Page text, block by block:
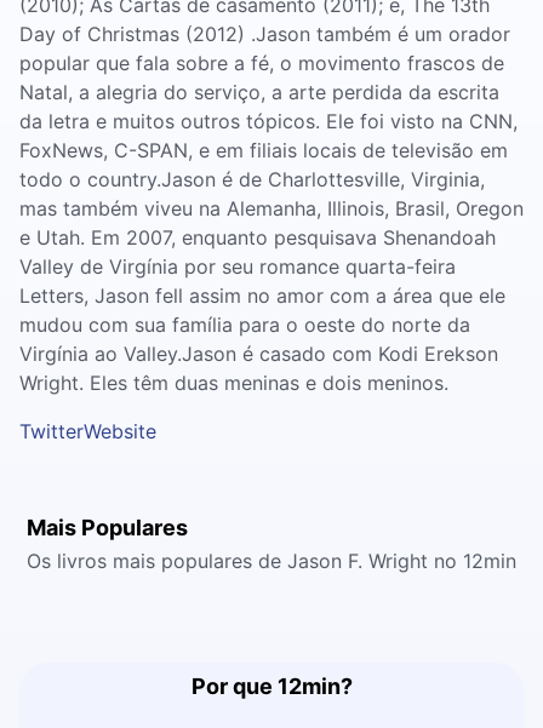
(2010); As Cartas de casamento (2011); e, The 13th
Day of Christmas (2012) .Jason também é um orador
popular que fala sobre a fé, o movimento frascos de
Natal, a alegria do serviço, a arte perdida da escrita
da letra e muitos outros tópicos. Ele foi visto na CNN,
FoxNews, C-SPAN, e em filiais locais de televisão em
todo o country.Jason é de Charlottesville, Virginia,
mas também viveu na Alemanha, Illinois, Brasil, Oregon
e Utah. Em 2007, enquanto pesquisava Shenandoah
Valley de Virgínia por seu romance quarta-feira
Letters, Jason fell assim no amor com a área que ele
mudou com sua família para o oeste do norte da
Virgínia ao Valley.Jason é casado com Kodi Erekson
Wright. Eles têm duas meninas e dois meninos.
TwitterWebsite
Mais Populares
Os livros mais populares de Jason F. Wright no 12min
Por que 12min?